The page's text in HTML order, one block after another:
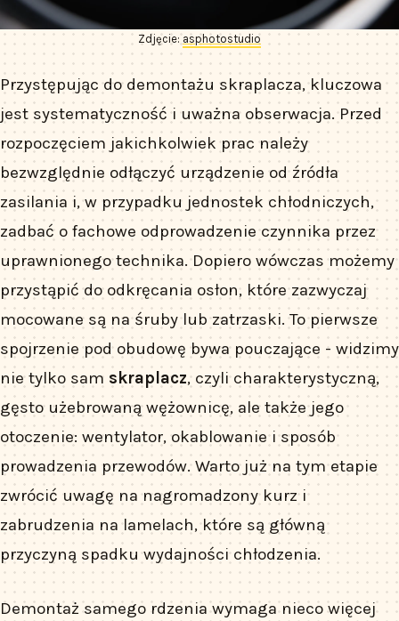
Zdjęcie:asphotostudio
Przystępując do demontażu skraplacza, kluczowa
jest systematyczność i uważna obserwacja. Przed
rozpoczęciem jakichkolwiek prac należy
bezwzględnie odłączyć urządzenie od źródła
zasilania i, w przypadku jednostek chłodniczych,
zadbać o fachowe odprowadzenie czynnika przez
uprawnionego technika. Dopiero wówczas możemy
przystąpić do odkręcania osłon, które zazwyczaj
mocowane są na śruby lub zatrzaski. To pierwsze
spojrzenie pod obudowę bywa pouczające - widzimy
nie tylko sam skraplacz, czyli charakterystyczną,
gęsto użebrowaną wężownicę, ale także jego
otoczenie: wentylator, okablowanie i sposób
prowadzenia przewodów. Warto już na tym etapie
zwrócić uwagę na nagromadzony kurz i
zabrudzenia na lamelach, które są główną
przyczyną spadku wydajności chłodzenia.
Demontaż samego rdzenia wymaga nieco więcej